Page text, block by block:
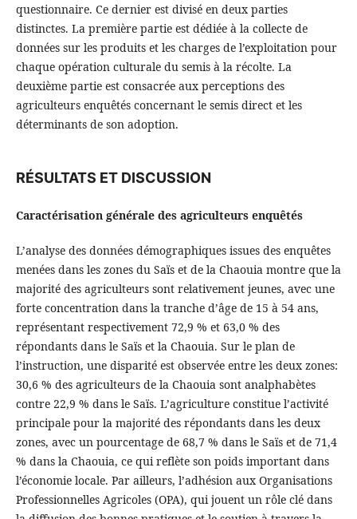
questionnaire. Ce dernier est divisé en deux parties
distinctes. La première partie est dédiée à la collecte de
données sur les produits et les charges de l’exploitation pour
chaque opération culturale du semis à la récolte. La
deuxième partie est consacrée aux perceptions des
agriculteurs enquêtés concernant le semis direct et les
déterminants de son adoption.
RÉSULTATS ET DISCUSSION
Caractérisation générale des agriculteurs enquêtés
L’analyse des données démographiques issues des enquêtes
menées dans les zones du Saïs et de la Chaouia montre que la
majorité des agriculteurs sont relativement jeunes, avec une
forte concentration dans la tranche d’âge de 15 à 54 ans,
représentant respectivement 72,9 % et 63,0 % des
répondants dans le Saïs et la Chaouia. Sur le plan de
l’instruction, une disparité est observée entre les deux zones:
30,6 % des agriculteurs de la Chaouia sont analphabètes
contre 22,9 % dans le Saïs. L’agriculture constitue l’activité
principale pour la majorité des répondants dans les deux
zones, avec un pourcentage de 68,7 % dans le Saïs et de 71,4
% dans la Chaouia, ce qui reflète son poids important dans
l’économie locale. Par ailleurs, l’adhésion aux Organisations
Professionnelles Agricoles (OPA), qui jouent un rôle clé dans